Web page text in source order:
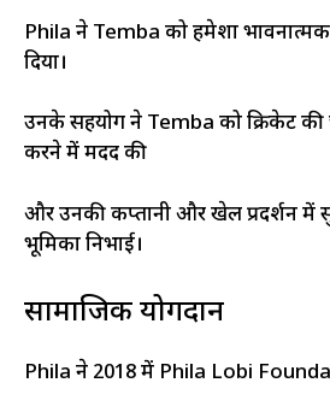
Phila ने Temba को हमेशा
दिया।
उनके सहयोग ने Temba को क्रिकेट की
करने में मदद की
और उनकी कप्तानी और खेल प्रदर्शन में
भूमिका निभाई।
सामाजिक योगदान
Phila ने 2018 में Phila Lobi